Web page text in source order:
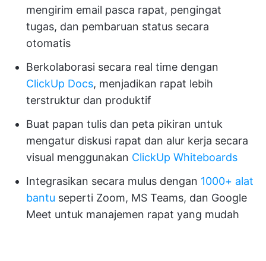
mengirim email pasca rapat, pengingat
tugas, dan pembaruan status secara
otomatis
Berkolaborasi secara real time dengan
ClickUp Docs, menjadikan rapat lebih
terstruktur dan produktif
Buat papan tulis dan peta pikiran untuk
mengatur diskusi rapat dan alur kerja secara
visual menggunakan ClickUp Whiteboards
Integrasikan secara mulus dengan 1000+ alat
bantu seperti Zoom, MS Teams, dan Google
Meet untuk manajemen rapat yang mudah